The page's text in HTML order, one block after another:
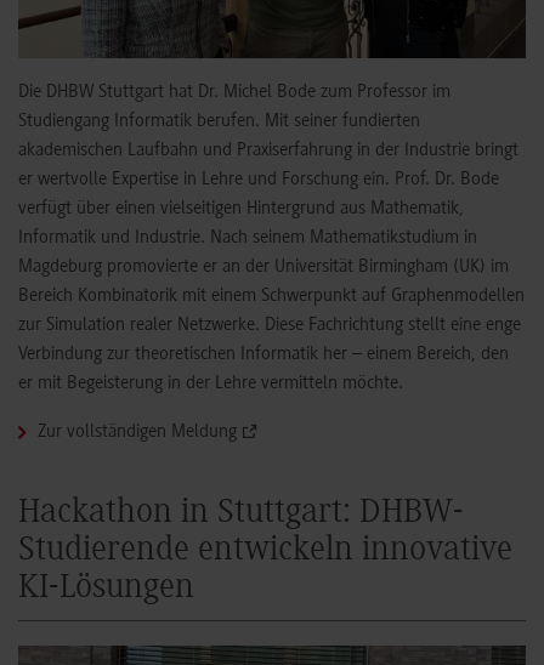
Die DHBW Stuttgart hat Dr. Michel Bode zum Professor im
Studiengang Informatik berufen. Mit seiner fundierten
akademischen Laufbahn und Praxiserfahrung in der Industrie bringt
er wertvolle Expertise in Lehre und Forschung ein. Prof. Dr. Bode
verfügt über einen vielseitigen Hintergrund aus Mathematik,
Informatik und Industrie. Nach seinem Mathematikstudium in
Magdeburg promovierte er an der Universität Birmingham (UK) im
Bereich Kombinatorik mit einem Schwerpunkt auf Graphenmodellen
zur Simulation realer Netzwerke. Diese Fachrichtung stellt eine enge
Verbindung zur theoretischen Informatik her – einem Bereich, den
er mit Begeisterung in der Lehre vermitteln möchte.
Zur vollständigen Meldung
Hackathon in Stuttgart: DHBW-
Studierende entwickeln innovative
KI-Lösungen